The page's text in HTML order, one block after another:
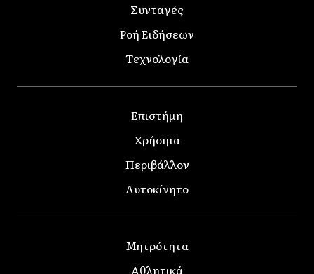
Συνταγές
Ροή Ειδήσεων
Τεχνολογία
Επιστήμη
Χρήσιμα
Περιβάλλον
Αυτοκίνητο
Μητρότητα
Αθλητικά